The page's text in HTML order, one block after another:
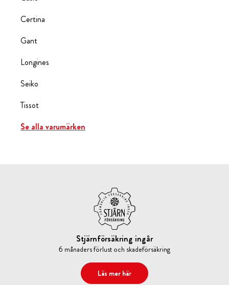
Certina
Gant
Longines
Seiko
Tissot
Se alla varumärken
Stjärnförsäkring ingår
6 månaders förlust och skadeförsäkring
Läs mer här